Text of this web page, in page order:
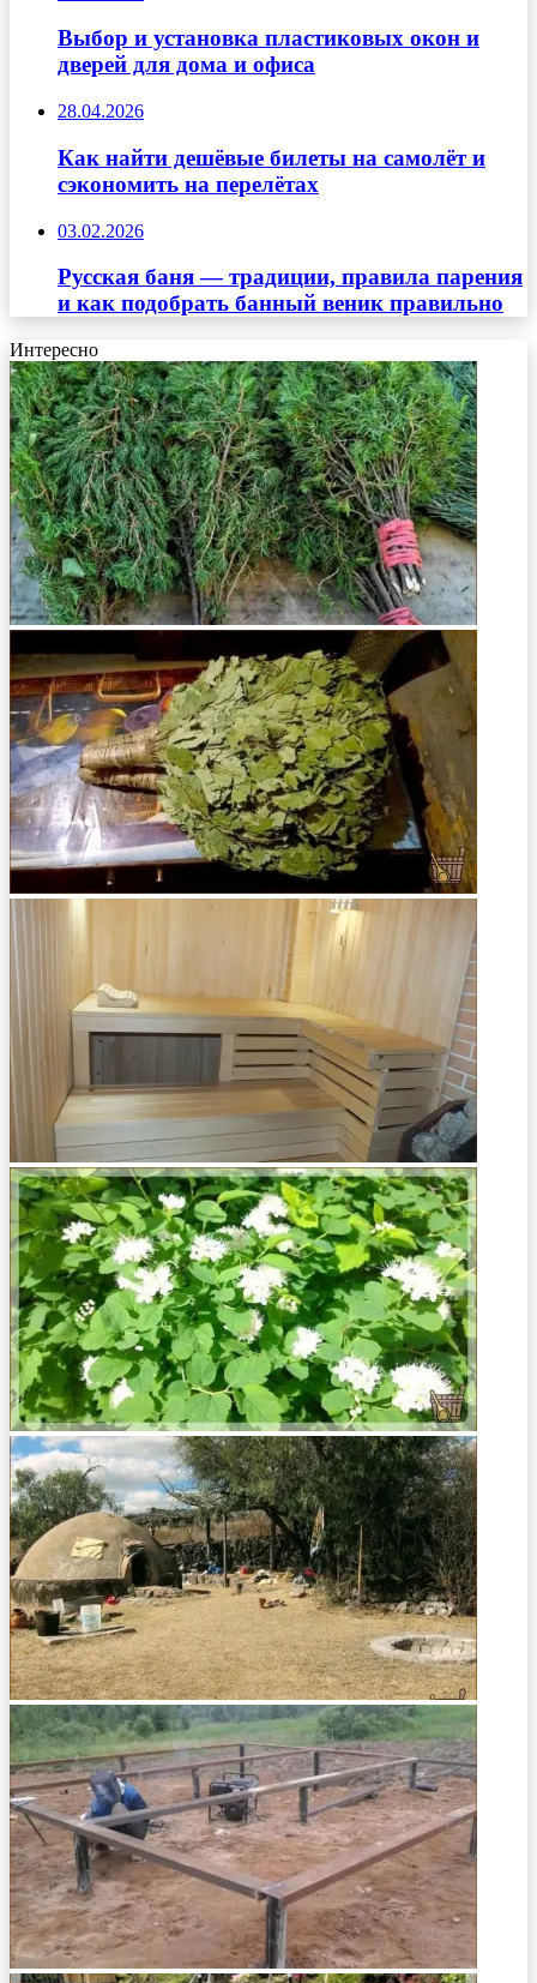
Выбор и установка пластиковых окон и
дверей для дома и офиса
28.04.2026
Как найти дешёвые билеты на самолёт и
сэкономить на перелётах
03.02.2026
Русская баня — традиции, правила парения
и как подобрать банный веник правильно
Интересно